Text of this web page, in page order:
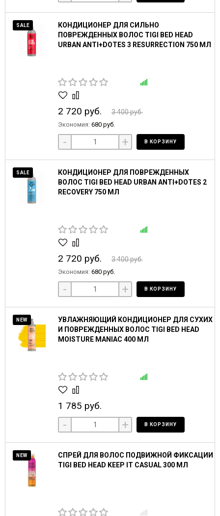
SALE
КОНДИЦИОНЕР ДЛЯ СИЛЬНО
ПОВРЕЖДЕННЫХ ВОЛОС TIGI BED HEAD
URBAN ANTI+DOTES 3 RESURRECTION 750 МЛ
2 720 руб. 3 400 руб.
Экономия: 680 руб.
- + В КОРЗИНУ
SALE
КОНДИЦИОНЕР ДЛЯ ПОВРЕЖДЕННЫХ
ВОЛОС TIGI BED HEAD URBAN ANTI+DOTES 2
RECOVERY 750 МЛ
2 720 руб. 3 400 руб.
Экономия: 680 руб.
- + В КОРЗИНУ
NEW
УВЛАЖНЯЮЩИЙ КОНДИЦИОНЕР ДЛЯ СУХИХ
И ПОВРЕЖДЕННЫХ ВОЛОС TIGI BED HEAD
MOISTURE MANIAC 400 МЛ
1 785 руб.
- + В КОРЗИНУ
NEW
СПРЕЙ ДЛЯ ВОЛОС ПОДВИЖНОЙ ФИКСАЦИИ
TIGI BED HEAD KEEP IT CASUAL 300 МЛ